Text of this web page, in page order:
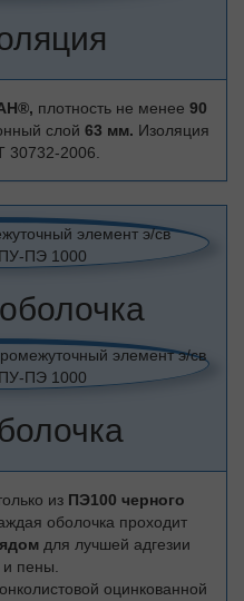
плотность не менее 90
слой 63 мм. Изоляция
30732-2006.
из ПЭ100 черного
оболочка проходит
для лучшей адгезии
пены.
оцинкованной